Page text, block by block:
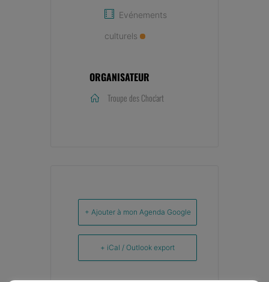
Evénements
culturels
ORGANISATEUR
Troupe des Choc'art
+ Ajouter à mon Agenda Google
+ iCal / Outlook export